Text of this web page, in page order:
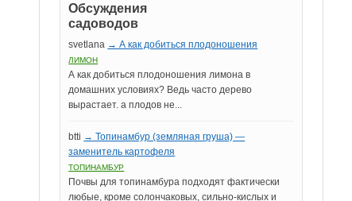
Обсуждения
садоводов
svetlana → А как добиться плодоношения
ЛИМОН
А как добиться плодоношения лимона в
домашних условиях? Ведь часто дерево
вырастает. а плодов не...
btti → Топинамбур (земляная груша) —
заменитель картофеля
ТОПИНАМБУР
Почвы для топинамбура подходят фактически
любые, кроме солончаковых, сильно-кислых и